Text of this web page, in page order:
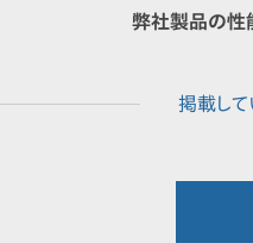
弊社製品の性